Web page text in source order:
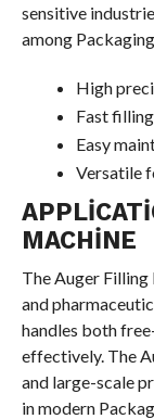
sensitive
among
High
Fast
Easy
Versatile
MACHINE
The Auger
and
handles both
effectively. The
and large-scale
in modern